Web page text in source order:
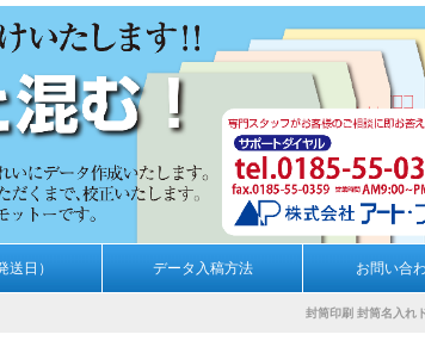
送日） データ入稿方法 お問い合
封筒印刷 封筒名入れ